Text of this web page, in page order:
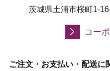
茨城県土浦市桜町1-
コー
ご注文・お支払い・配送に